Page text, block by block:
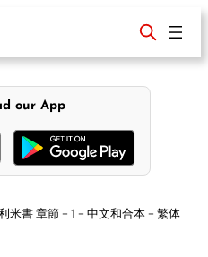
our App
米書 章節 – 1 – 中文和合本 – 繁体